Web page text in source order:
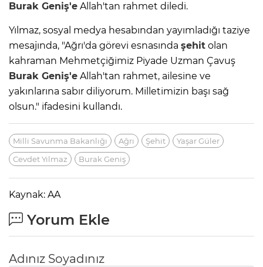
Burak Geniş'e Allah'tan rahmet diledi.
Yılmaz, sosyal medya hesabından yayımladığı taziye
mesajında, "Ağrı'da görevi esnasında şehit olan
kahraman Mehmetçiğimiz Piyade Uzman Çavuş
Burak Geniş'e Allah'tan rahmet, ailesine ve
yakınlarına sabır diliyorum. Milletimizin başı sağ
olsun." ifadesini kullandı.
Milli Savunma Bakanlığı Ağrı Şehit
Yaşar Güler
Cevdet Yılmaz
Burak Geniş
Kaynak: AA
Yorum Ekle
Adınız Soyadınız